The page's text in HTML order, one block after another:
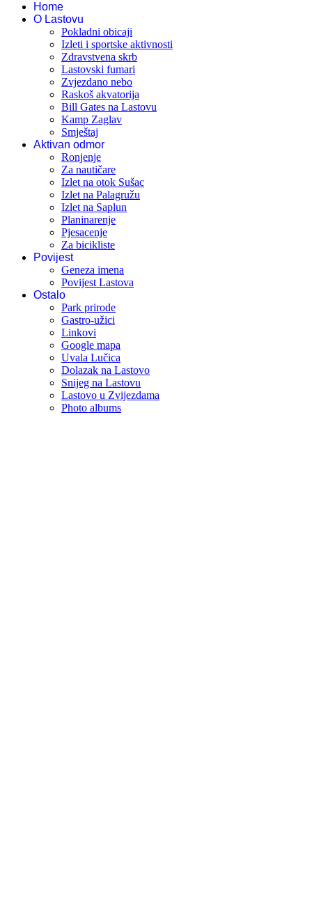
Home
O Lastovu
Pokladni obicaji
Izleti i sportske aktivnosti
Zdravstvena skrb
Lastovski fumari
Zvjezdano nebo
Raskoš akvatorija
Bill Gates na Lastovu
Kamp Zaglav
Smještaj
Aktivan odmor
Ronjenje
Za nautičare
Izlet na otok Sušac
Izlet na Palagružu
Izlet na Saplun
Planinarenje
Pjesacenje
Za bicikliste
Povijest
Geneza imena
Povijest Lastova
Ostalo
Park prirode
Gastro-užici
Linkovi
Google mapa
Uvala Lučica
Dolazak na Lastovo
Snijeg na Lastovu
Lastovo u Zvijezdama
Photo albums